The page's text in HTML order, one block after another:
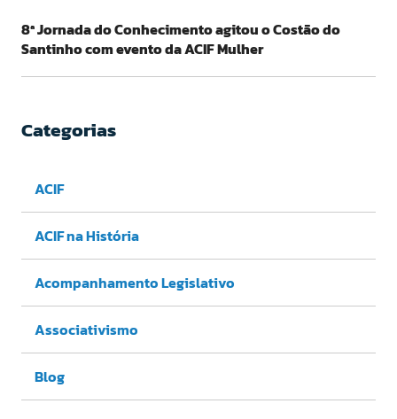
8ª Jornada do Conhecimento agitou o Costão do
Santinho com evento da ACIF Mulher
Categorias
ACIF
ACIF na História
Acompanhamento Legislativo
Associativismo
Blog